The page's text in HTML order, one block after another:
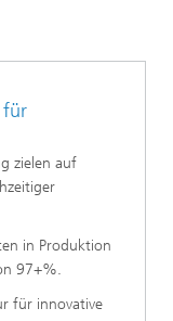
für
zielen auf
in Produktion
97+%.
für innovative